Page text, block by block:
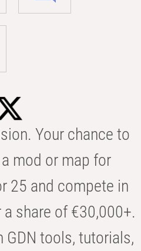
Your chance to
mod or map for
25 and compete in
share of €30,000+.
GDN tools, tutorials,